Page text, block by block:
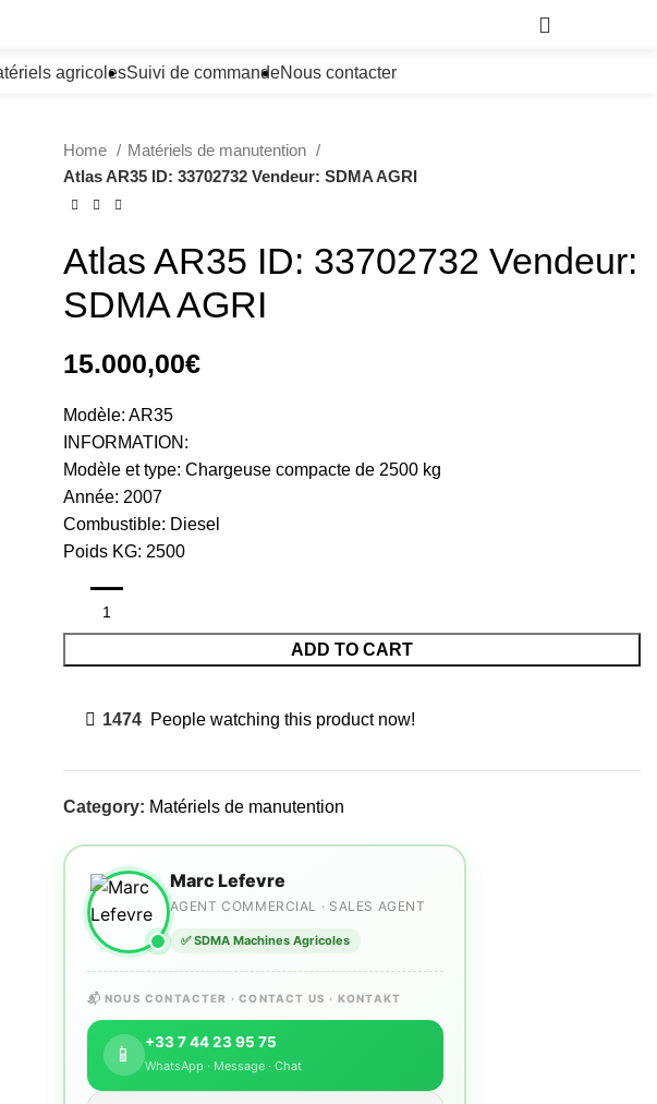
agricolesSuivi de commandeNous contacter
Home
Matériels de manutention
Atlas AR35 ID: 33702732 Vendeur: SDMA AGRI
Atlas AR35 ID: 33702732 Vendeur:
SDMA AGRI
15.000,00€
Modèle: AR35
INFORMATION:
Modèle et type: Chargeuse compacte de 2500 kg
Année: 2007
Combustible: Diesel
Poids KG: 2500
ADD TO CART
1474 People watching this product now!
Category: Matériels de manutention
Marc Lefevre
AGENT COMMERCIAL · SALES AGENT
✅ SDMA Machines Agricoles
📬 NOUS CONTACTER · CONTACT US · KONTAKT
📱
+33 7 44 23 95 75
WhatsApp · Message · Chat